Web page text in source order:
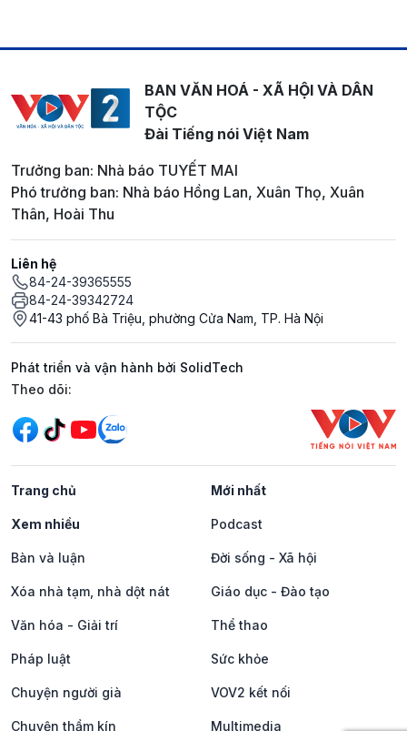
BAN VĂN HOÁ - XÃ HỘI VÀ DÂN
TỘC
Đài Tiếng nói Việt Nam
Trưởng ban: Nhà báo TUYẾT MAI
Phó trưởng ban: Nhà báo Hồng Lan, Xuân Thọ, Xuân
Thân, Hoài Thu
Liên hệ
84-24-39365555
84-24-39342724
41-43 phố Bà Triệu, phường Cửa Nam, TP. Hà Nội
Phát triển và vận hành bởi SolidTech
Mạng xã hội
Theo dõi:
Trang chủ Mới nhất
Xem nhiều Podcast
Bàn và luận Đời sống - Xã hội
Xóa nhà tạm, nhà dột nát Giáo dục - Đào tạo
Văn hóa - Giải trí Thể thao
Pháp luật Sức khỏe
Chuyện người già VOV2 kết nối
Chuyện thầm kín Multimedia